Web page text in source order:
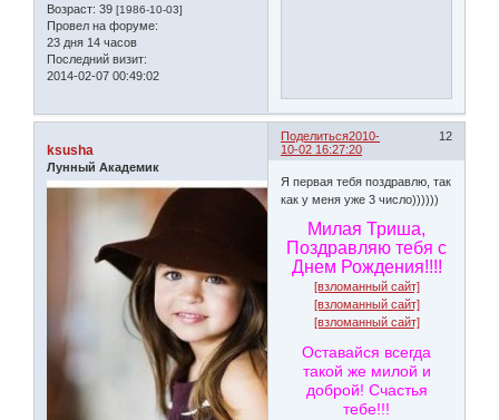
Возраст: 39 [1986-10-03]
Провел на форуме:
23 дня 14 часов
Последний визит:
2014-02-07 00:49:02
Поделиться 12
2010-
10-02 16:27:20
ksusha
Лунный Академик
Я первая тебя поздравлю, так
как у меня уже 3 число))))))
Милая Триша,
Поздравляю тебя с
Днем Рождения!!!!
[взломанный сайт]
[взломанный сайт]
[взломанный сайт]
Оставайся всегда
такой же милой и
доброй! Счастья
тебе!!!